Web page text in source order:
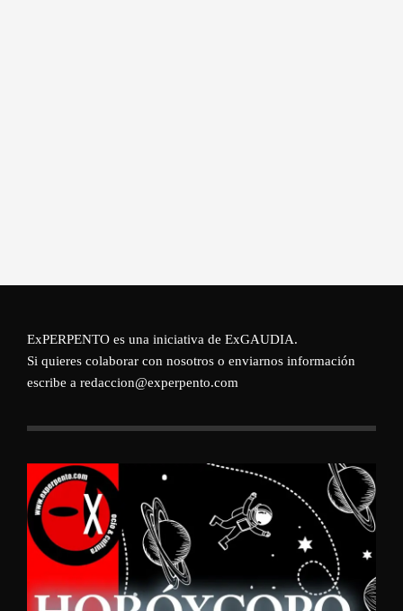
ExPERPENTO es una iniciativa de ExGAUDIA.
Si quieres colaborar con nosotros o enviarnos información
escribe a redaccion@experpento.com